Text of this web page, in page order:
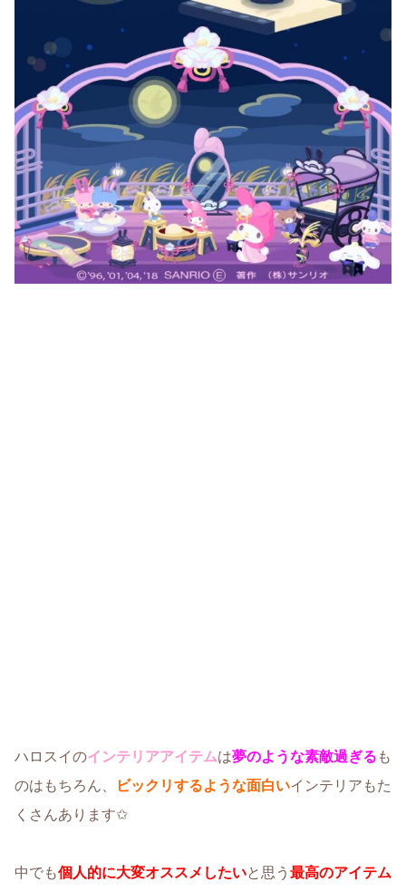
ハロスイのインテリアアイテムは夢のような素敵過ぎる も
のはもちろん、
ビックリするような面白いインテリアもた
くさんあります✩
中でも個人的に大変オススメしたいと思う 最高のアイテム